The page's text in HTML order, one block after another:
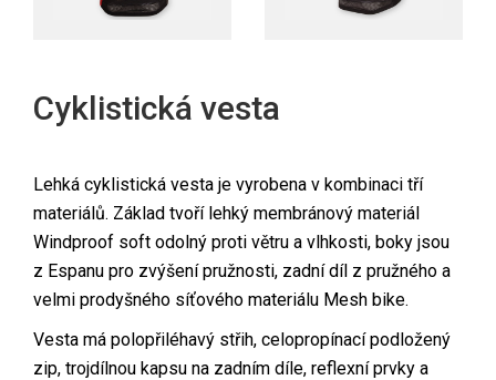
Cyklistická vesta
Lehká cyklistická vesta je vyrobena v kombinaci tří
materiálů. Základ tvoří lehký membránový materiál
Windproof soft odolný proti větru a vlhkosti, boky jsou
z Espanu pro zvýšení pružnosti, zadní díl z pružného a
velmi prodyšného síťového materiálu Mesh bike.
Vesta má polopřiléhavý střih, celopropínací podložený
zip, trojdílnou kapsu na zadním díle, reflexní prvky a